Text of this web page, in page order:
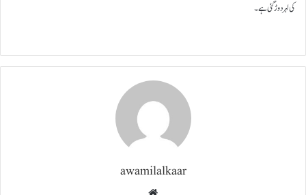
کی لہر دوڑ گئی ہے۔
awamilalkaar